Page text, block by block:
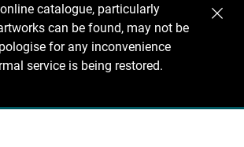
catalogue, particularly
can be found, may not be
for any inconvenience
service is being restored.